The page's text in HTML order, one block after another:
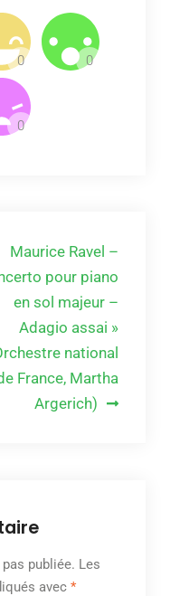
Maurice Ravel –
pour piano
en sol majeur –
Adagio assai »
national
France, Martha
Argerich)
publiée. Les
avec *